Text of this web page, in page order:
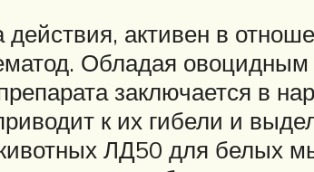
активен в
Обладая
заключается в
к их гибели и
ЛД50 для белых